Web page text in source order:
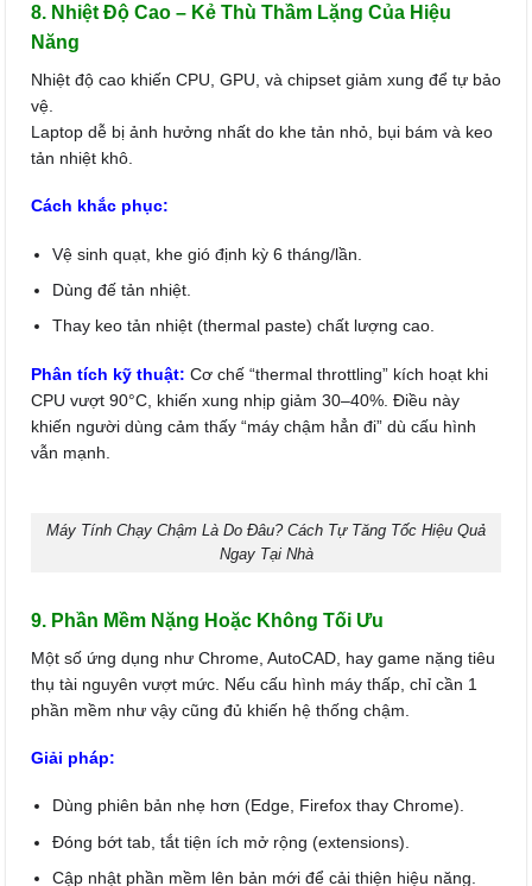
8. Nhiệt Độ Cao – Kẻ Thù Thầm Lặng Của Hiệu
Năng
Nhiệt độ cao khiến CPU, GPU, và chipset giảm xung để tự bảo
vệ.
Laptop dễ bị ảnh hưởng nhất do khe tản nhỏ, bụi bám và keo
tản nhiệt khô.
Cách khắc phục:
Vệ sinh quạt, khe gió định kỳ 6 tháng/lần.
Dùng đế tản nhiệt.
Thay keo tản nhiệt (thermal paste) chất lượng cao.
Phân tích kỹ thuật: Cơ chế “thermal throttling” kích hoạt khi
CPU vượt 90°C, khiến xung nhịp giảm 30–40%. Điều này
khiến người dùng cảm thấy “máy chậm hẳn đi” dù cấu hình
vẫn mạnh.
Máy Tính Chạy Chậm Là Do Đâu? Cách Tự Tăng Tốc Hiệu Quả
Ngay Tại Nhà
9. Phần Mềm Nặng Hoặc Không Tối Ưu
Một số ứng dụng như Chrome, AutoCAD, hay game nặng tiêu
thụ tài nguyên vượt mức. Nếu cấu hình máy thấp, chỉ cần 1
phần mềm như vậy cũng đủ khiến hệ thống chậm.
Giải pháp:
Dùng phiên bản nhẹ hơn (Edge, Firefox thay Chrome).
Đóng bớt tab, tắt tiện ích mở rộng (extensions).
Cập nhật phần mềm lên bản mới để cải thiện hiệu năng.